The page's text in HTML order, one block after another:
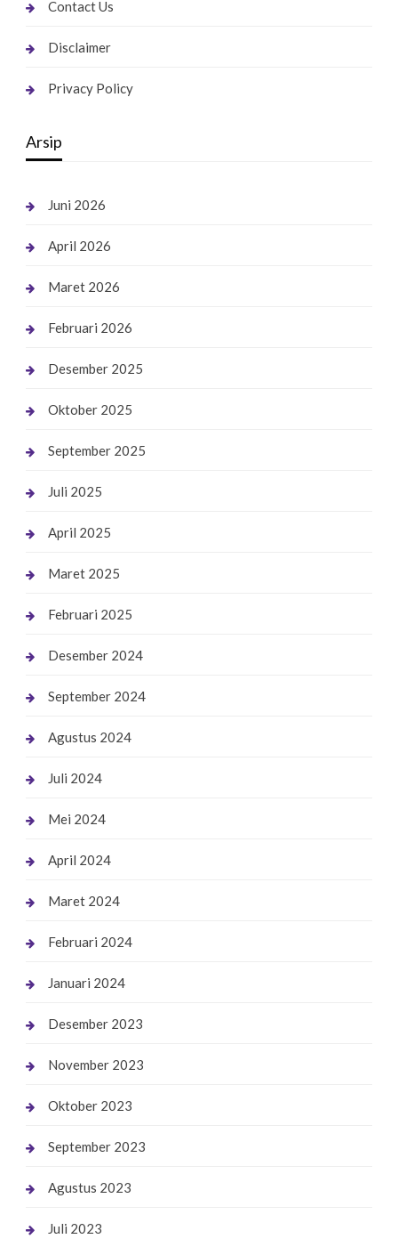
Contact Us
Disclaimer
Privacy Policy
Arsip
Juni 2026
April 2026
Maret 2026
Februari 2026
Desember 2025
Oktober 2025
September 2025
Juli 2025
April 2025
Maret 2025
Februari 2025
Desember 2024
September 2024
Agustus 2024
Juli 2024
Mei 2024
April 2024
Maret 2024
Februari 2024
Januari 2024
Desember 2023
November 2023
Oktober 2023
September 2023
Agustus 2023
Juli 2023